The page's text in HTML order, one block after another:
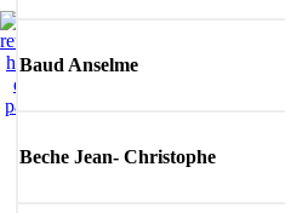
Baud Anselme
Beche Jean- Christophe